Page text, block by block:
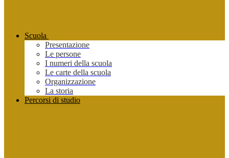
Scuola
Presentazione
Le persone
I numeri della scuola
Le carte della scuola
Organizzazione
La storia
Percorsi di studio